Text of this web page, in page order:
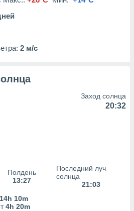
2 м/с
Заход солнца
20:32
Полдень
13:27
Последний луч
солнца
21:03
14h 10m
4h 20m